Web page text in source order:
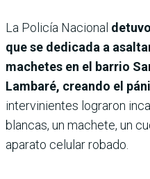
La Policía Nacional
que se dedicada a
machetes en el barrio
Lambaré, creando el
intervinientes lograron
blancas, un machete, un
aparato celular robado.